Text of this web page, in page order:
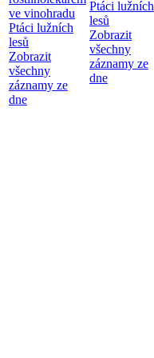
ve vinohradu
Ptáci lužních
lesů
Zobrazit
všechny
záznamy ze
dne
Ptáci lužních
lesů
Zobrazit
všechny
záznamy ze
dne